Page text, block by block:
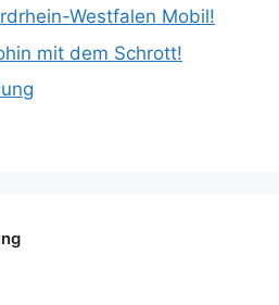
Westfalen Mobil!
mit dem Schrott!